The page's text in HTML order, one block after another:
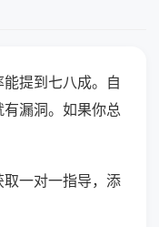
提到七八成。自
漏洞。如果你总
一对一指导，添